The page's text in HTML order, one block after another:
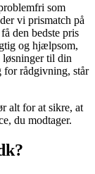
som
vi prismatch på
den bedste pris
og hjælpsom,
løsninger til din
for rådgivning, står
alt for at sikre, at
du modtager.